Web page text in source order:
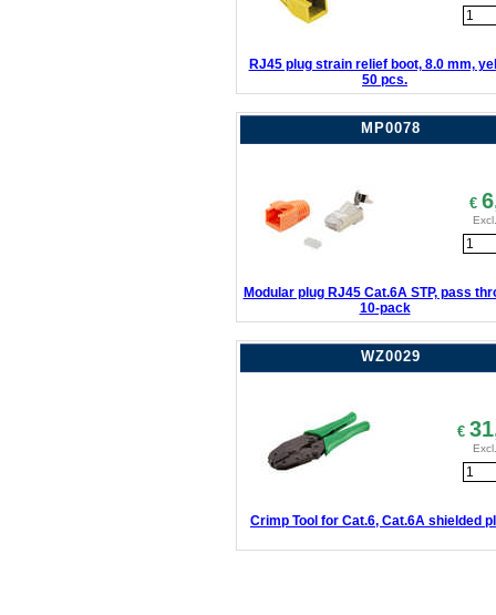
RJ45 plug strain relief boot, 8.0 mm,
50 pcs.
MP0078
€
Modular plug RJ45 Cat.6A STP, pass
10-pack
WZ0029
€
Crimp Tool for Cat.6, Cat.6A shielded